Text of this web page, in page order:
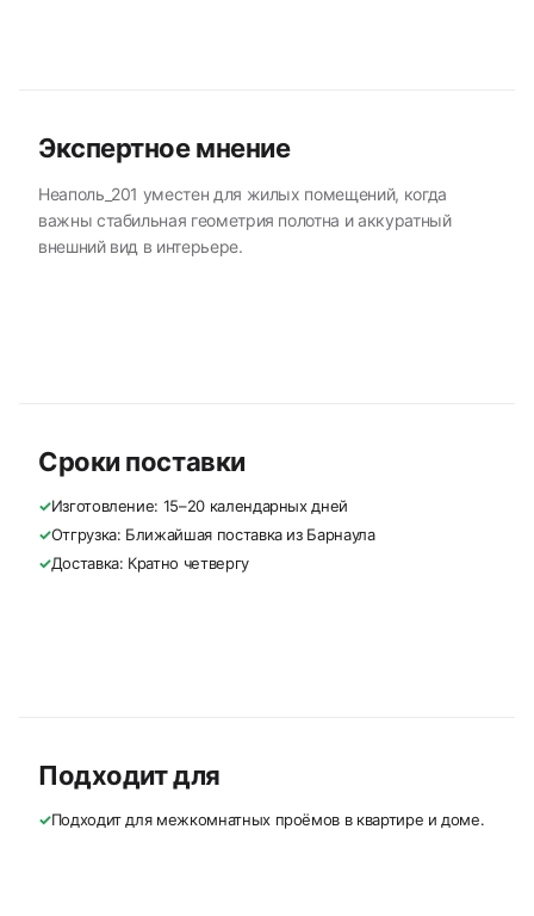
Экспертное мнение
Неаполь_201 уместен для жилых помещений, когда
важны стабильная геометрия полотна и аккуратный
внешний вид в интерьере.
Сроки поставки
✓Изготовление: 15–20 календарных дней
✓Отгрузка: Ближайшая поставка из Барнаула
✓Доставка: Кратно четвергу
Подходит для
✓Подходит для межкомнатных проёмов в квартире и доме.